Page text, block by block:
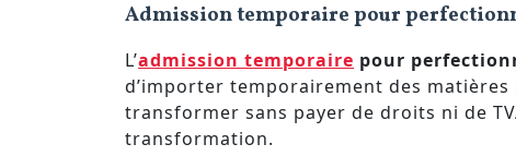
Admission temporaire pour
L’admission temporaire pour
d’importer temporairement des
transformer sans payer de droits ni de
transformation.